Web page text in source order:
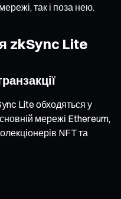
так і поза нею.
zkSync Lite
Lite обходяться у
мережі Ethereum,
NFT та